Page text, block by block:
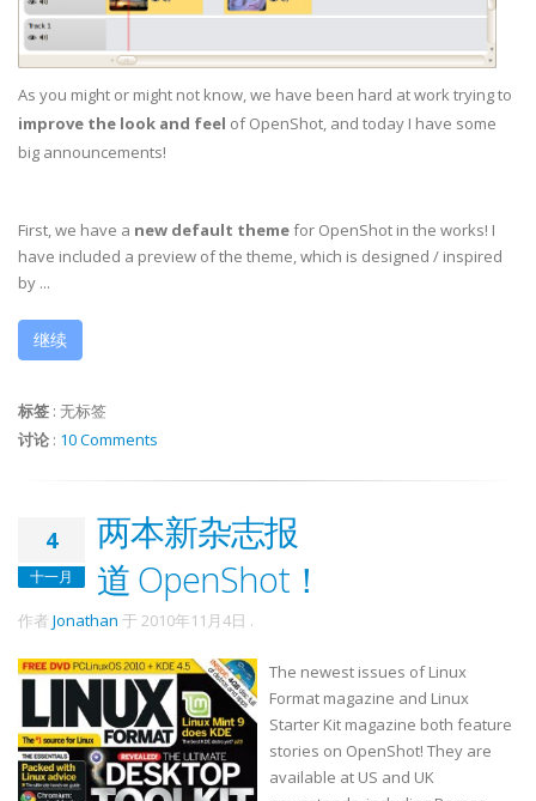
As you might or might not know, we have been hard at work trying to
improve the look and feel of OpenShot, and today I have some
big announcements!
First, we have a new default themefor OpenShot in the works! I
have included a preview of the theme, which is designed / inspired
by ...
继续
标签 : 无标签
讨论 : 10 Comments
4
十一月
两本新杂志报
道 OpenShot！
作者 Jonathan 于 2010年11月4日 .
The newest issues of Linux
Format magazine and Linux
Starter Kit magazine both feature
stories on OpenShot! They are
available at US and UK